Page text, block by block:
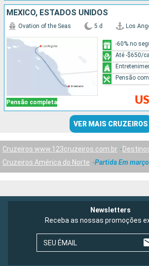
MÉXICO, ESTADOS UNIDOS
Pensão completa
Ovation of the Seas 5 d Los
-60% no
Até -$650/
Pensão
VER MAIS CRUZEIROS
Cruzeiros www.123cruzeiros.com.br
Cruzeiros América do Norte
Partida Em
Newsletters
Receba as nossas promoções
SEU ÉMAIL